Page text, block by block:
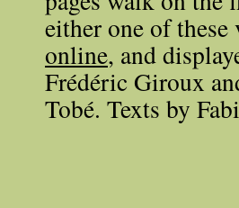
either one of
online, and
Frédéric Giroux
Tobé. Texts by